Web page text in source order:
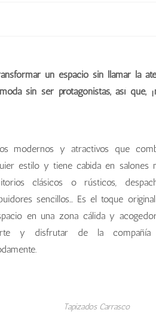
un espacio sin llamar la
sin ser protagonistas, así que,
modernos y atractivos que
estilo y tiene cabida en salones
clásicos o rústicos,
sencillos... Es el toque
en una zona cálida y
y disfrutar de la compañía
Tapizados Carrasco